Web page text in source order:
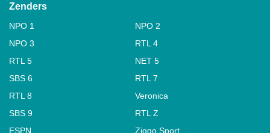
Zenders
NPO 1
NPO 2
NPO 3
RTL 4
RTL 5
NET 5
SBS 6
RTL 7
RTL 8
Veronica
SBS 9
RTL Z
ESPN
Ziggo Sport